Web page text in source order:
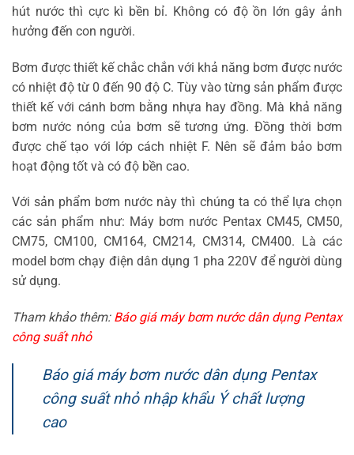
hút nước thì cực kì bền bỉ. Không có độ ồn lớn gây ảnh
hưởng đến con người.
Bơm được thiết kế chắc chắn với khả năng bơm được nước
có nhiệt độ từ 0 đến 90 độ C. Tùy vào từng sản phẩm được
thiết kế với cánh bơm bằng nhựa hay đồng. Mà khả năng
bơm nước nóng của bơm sẽ tương ứng. Đồng thời bơm
được chế tạo với lớp cách nhiệt F. Nên sẽ đảm bảo bơm
hoạt động tốt và có độ bền cao.
Với sản phẩm bơm nước này thì chúng ta có thể lựa chọn
các sản phẩm như: Máy bơm nước Pentax CM45, CM50,
CM75, CM100, CM164, CM214, CM314, CM400. Là các
model bơm chạy điện dân dụng 1 pha 220V để người dùng
sử dụng.
Tham khảo thêm: Báo giá máy bơm nước dân dụng Pentax
công suất nhỏ
Báo giá máy bơm nước dân dụng Pentax
công suất nhỏ nhập khẩu Ý chất lượng
cao